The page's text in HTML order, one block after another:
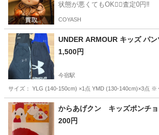
状態が悪くてもOK🙆‍♀️査定0円‼️
COYASH
UNDER ARMOUR キッズ パン
1,500円
今宿駅
サイズ： YLG (140-150cm) ×1点 YMD (130-140cm)×3点
福岡 福岡市 今宿駅 キッズ用品 キッズ
からあげクン キッズポンチョ
200円